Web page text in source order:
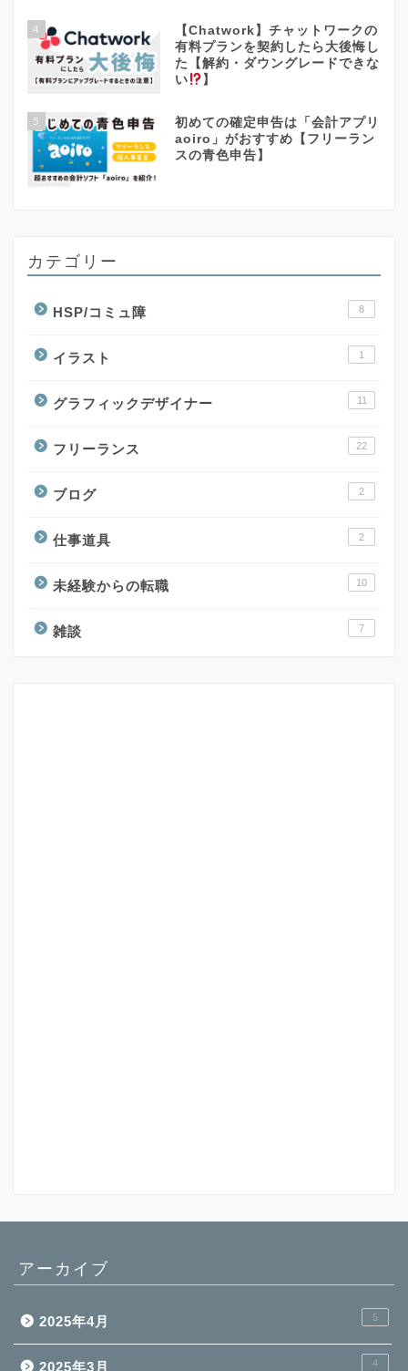
4
【Chatwork】チャットワークの
有料プランを契約したら大後悔し
た【解約・ダウングレードできな
い
】
5
初めての確定申告は「会計アプリ
aoiro」がおすすめ【フリーラン
スの青色申告】
カテゴリー
HSP/コミュ障 8
イラスト 1
グラフィックデザイナー 11
フリーランス 22
ブログ 2
仕事道具 2
未経験からの転職 10
雑談 7
アーカイブ
2025年4月 5
2025年3月 4